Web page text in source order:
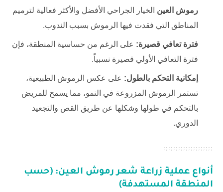
رموش العين الخيار الجراحي الأفضل والأكثر فعالية لترميم
المناطق التي فقدت فيها الرموش بسبب الندوب.
فترة تعافي قصيرة: على الرغم من حساسية المنطقة، فإن
فترة التعافي الأولي قصيرة نسبياً.
إمكانية التحكم بالطول: على عكس الرموش الطبيعية،
تستمر الرموش المزروعة في النمو، مما يسمح للمريض
بالتحكم في طولها وشكلها عن طريق القص والتجعيد
الدوري.
أنواع عملية زراعة شعر رموش العين: (حسب
المنطقة المستهدفة)